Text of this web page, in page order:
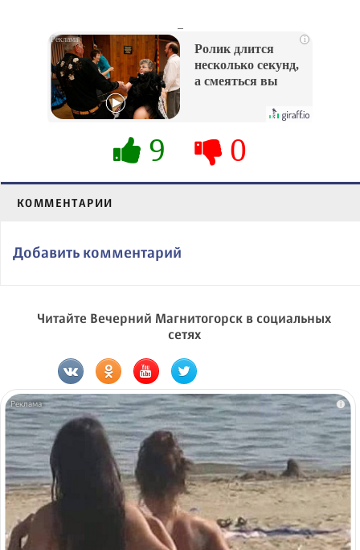
i
Ролик длится
несколько секунд,
а смеяться вы
9 0
КОММЕНТАРИИ
Добавить комментарий
Читайте Вечерний Магнитогорск в социальных
сетях
i